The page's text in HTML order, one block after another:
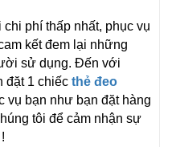
chi phí thấp nhất, phục vụ
kết đem lại những
sử dụng. Đến với
đặt 1 chiếc thẻ đeo
vụ bạn như bạn đặt hàng
tôi để cảm nhận sự